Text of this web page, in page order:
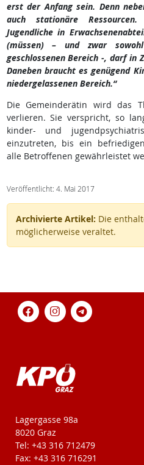
erst der Anfang sein. Denn
auch stationäre
Jugendliche in
(müssen) – und zwar
geschlossenen Bereich -, darf in
Daneben braucht es genügend
niedergelassenen Bereich.“
Die Gemeinderätin wird das
verlieren. Sie verspricht, so
kinder- und
einzutreten, bis ein
alle Betroffenen gewährleistet
Veröffentlicht: 4. Mai 2017
Archivierte Artikel: Die
möglicherweise veraltet.
KPÖ-Steiermark
Lagergasse 98a
8020 Graz
Tel: +43 316 712479
Fax: +43 316 716291